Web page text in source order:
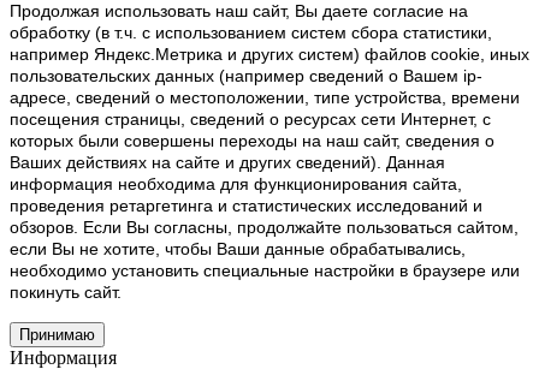
Продолжая использовать наш cайт, Вы даете согласие на
обработку (в т.ч. с использованием систем сбора статистики,
например Яндекс.Метрика и других систем) файлов cookie, иных
пользовательских данных (например сведений о Вашем ip-
адресе, сведений о местоположении, типе устройства, времени
посещения страницы, сведений о ресурсах сети Интернет, с
которых были совершены переходы на наш сайт, сведения о
Ваших действиях на сайте и других сведений). Данная
информация необходима для функционирования сайта,
проведения ретаргетинга и статистических исследований и
обзоров. Если Вы согласны, продолжайте пользоваться сайтом,
если Вы не хотите, чтобы Ваши данные обрабатывались,
необходимо установить специальные настройки в браузере или
покинуть сайт.
Принимаю
Информация